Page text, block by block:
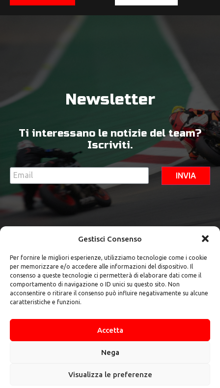
Gestisci Consenso
Per fornire le migliori esperienze, utilizziamo tecnologie come i cookie
per memorizzare e/o accedere alle informazioni del dispositivo. Il
consenso a queste tecnologie ci permetterà di elaborare dati come il
comportamento di navigazione o ID unici su questo sito. Non
acconsentire o ritirare il consenso può influire negativamente su alcune
caratteristiche e funzioni.
Accetta
Nega
Visualizza le preferenze
Newsletter
Ti interessano le notizie del team?
Iscriviti.
INVIA
Contatti
+39 347
784 1724
snc -
@2024 Team Venditti | Tutti i diritti sono